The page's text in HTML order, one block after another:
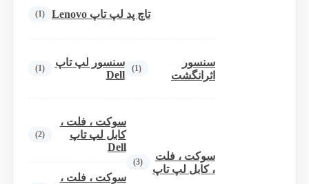
تاچ پد لپ تاپ Lenovo (1)
سنسور
اثرانگشت
(1)
سنسور لپ تاپ
Dell
(1)
سوکت ، فلت
، کابل لپ تاپ
(3)
سوکت ، فلت ،
کابل لپ تاپ
Dell
(2)
سوکت ، فلت ،